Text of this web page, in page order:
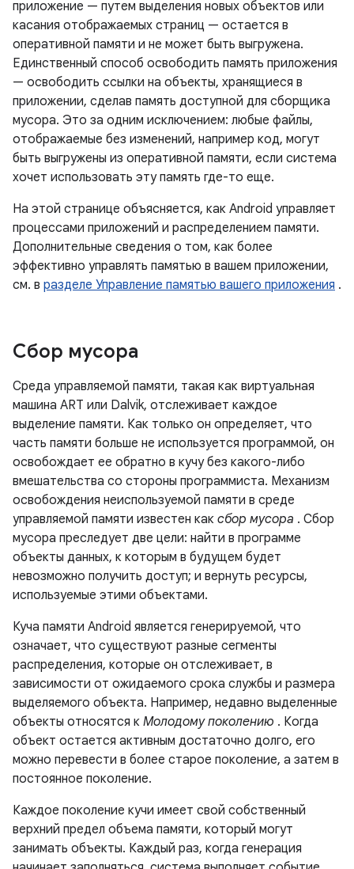
приложение — путем выделения новых объектов или
касания отображаемых страниц — остается в
оперативной памяти и не может быть выгружена.
Единственный способ освободить память приложения
— освободить ссылки на объекты, хранящиеся в
приложении, сделав память доступной для сборщика
мусора. Это за одним исключением: любые файлы,
отображаемые без изменений, например код, могут
быть выгружены из оперативной памяти, если система
хочет использовать эту память где-то еще.
На этой странице объясняется, как Android управляет
процессами приложений и распределением памяти.
Дополнительные сведения о том, как более
эффективно управлять памятью в вашем приложении,
см. в разделе Управление памятью вашего приложения .
Сбор мусора
Среда управляемой памяти, такая как виртуальная
машина ART или Dalvik, отслеживает каждое
выделение памяти. Как только он определяет, что
часть памяти больше не используется программой, он
освобождает ее обратно в кучу без какого-либо
вмешательства со стороны программиста. Механизм
освобождения неиспользуемой памяти в среде
управляемой памяти известен как сбор мусора . Сбор
мусора преследует две цели: найти в программе
объекты данных, к которым в будущем будет
невозможно получить доступ; и вернуть ресурсы,
используемые этими объектами.
Куча памяти Android является генерируемой, что
означает, что существуют разные сегменты
распределения, которые он отслеживает, в
зависимости от ожидаемого срока службы и размера
выделяемого объекта. Например, недавно выделенные
объекты относятся к Молодому поколению . Когда
объект остается активным достаточно долго, его
можно перевести в более старое поколение, а затем в
постоянное поколение.
Каждое поколение кучи имеет свой собственный
верхний предел объема памяти, который могут
занимать объекты. Каждый раз, когда генерация